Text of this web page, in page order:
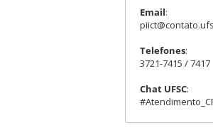
Email:
Telefones:
3721-7415 / 7417
Chat UFSC: